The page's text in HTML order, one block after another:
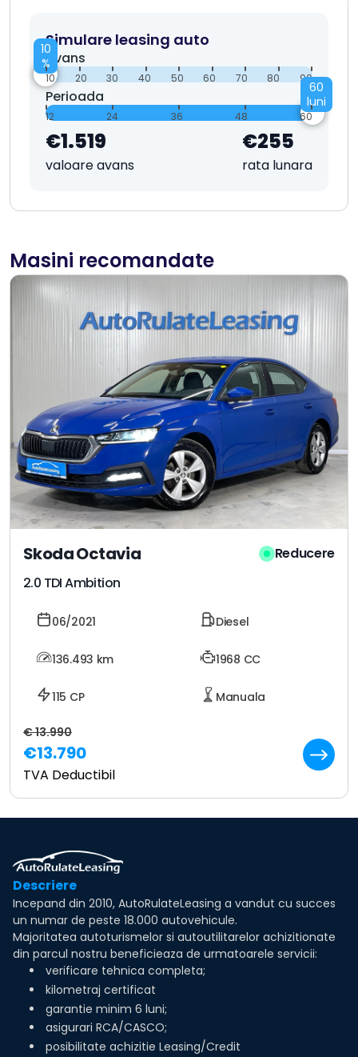
Simulare leasing auto
Avans
10
%
10 20 30 40 50 60 70 80 90
Perioada
60
luni
12 24 36 48 60
€1.519
valoare avans
€255
rata lunara
Masini recomandate
Skoda Octavia
2.0 TDI Ambition
Reducere
06/2021 Diesel
136.493 km 1968 CC
115 CP Manuala
€ 13.990
€13.790
TVA Deductibil
Descriere
Incepand din 2010, AutoRulateLeasing a vandut cu succes
un numar de peste 18.000 autovehicule.
Majoritatea autoturismelor si autoutilitarelor achizitionate
din parcul nostru beneficieaza de urmatoarele servicii:
verificare tehnica completa;
kilometraj certificat
garantie minim 6 luni;
asigurari RCA/CASCO;
posibilitate achizitie Leasing/Credit